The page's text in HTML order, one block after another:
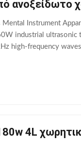
ανοξείδωτο
Instrument
industrial
high-frequency
4L